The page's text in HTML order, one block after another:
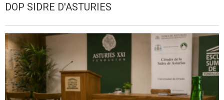
DOP SIDRE D'ASTURIES